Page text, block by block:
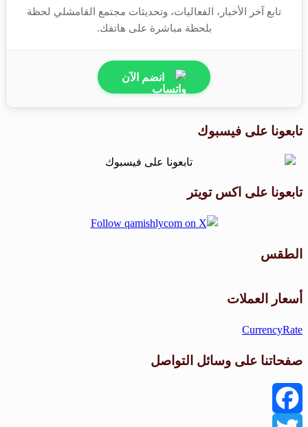
تابع آخر الأخبار، الفعاليات، وتحديثات مجتمع القامشلي لحظة
بلحظة مباشرة على هاتفك.
انضم الآن
تابعونا على فيسبوك
تابعونا على اكس تويتر
الطقس
أسعار العملات
CurrencyRate
صفحاتنا على وسائل التواصل